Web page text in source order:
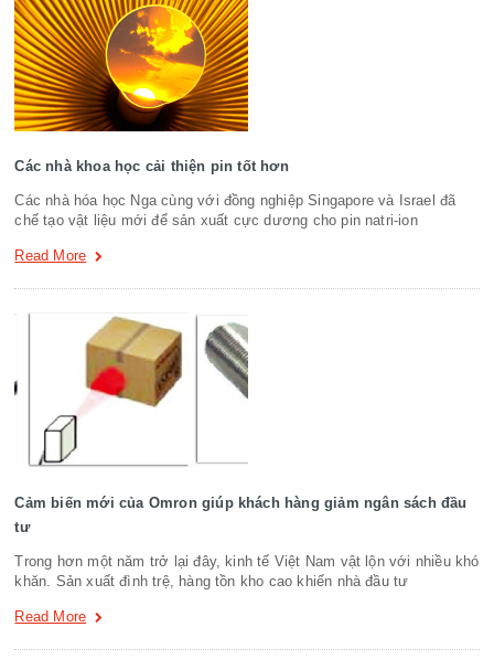
Các nhà khoa học cải thiện pin tốt hơn
Các nhà hóa học Nga cùng với đồng nghiệp Singapore và Israel đã
chế tạo vật liệu mới để sản xuất cực dương cho pin natri-ion
Read More
Cảm biến mới của Omron giúp khách hàng giảm ngân sách đầu
tư
Trong hơn một năm trở lại đây, kinh tế Việt Nam vật lộn với nhiều khó
khăn. Sản xuất đình trệ, hàng tồn kho cao khiến nhà đầu tư
Read More